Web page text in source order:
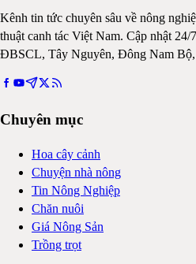
Kênh tin tức chuyên sâu về nông
thuật canh tác Việt Nam. Cập nhật
ĐBSCL, Tây Nguyên, Đông Nam Bộ,
Chuyên mục
Hoa cây cảnh
Chuyện nhà nông
Tin Nông Nghiệp
Chăn nuôi
Giá Nông Sản
Trồng trọt